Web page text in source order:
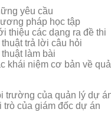
yêu cầu
pháp học tập
thiệu các dạng ra đề thi
thuật trả lời câu hỏi
thuật làm bài
khái niệm cơ bản về
trường của quản lý dự
trò của giám đốc dự án